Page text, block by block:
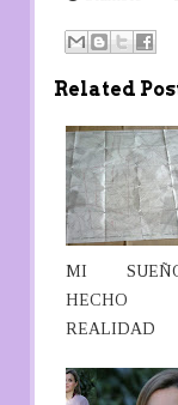
Related
MI
HECHO
REALIDAD